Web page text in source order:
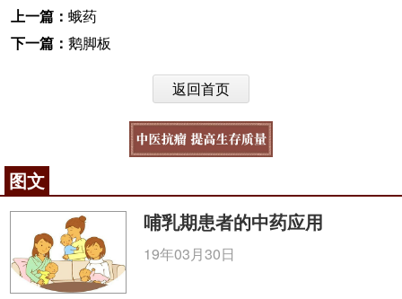
上一篇： 蛾药
下一篇： 鹅脚板
返回首页
图文
哺乳期患者的中药应用
19年03月30日